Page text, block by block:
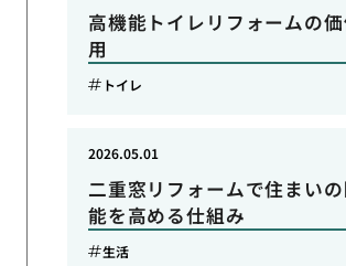
高機能トイレリフォームの
用
トイレ
二重窓リフォームで住まい
能を高める仕組み
2026.05.01
生活